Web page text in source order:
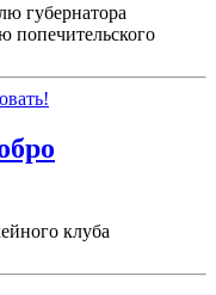
губернатора
попечительского
клуба